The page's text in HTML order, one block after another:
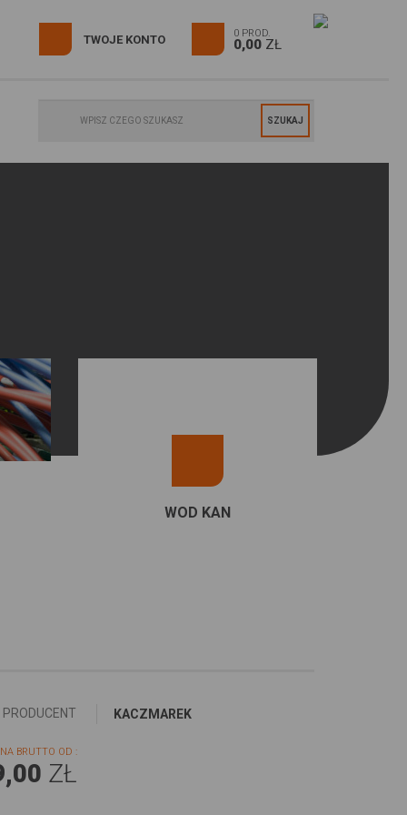
TWOJE KONTO 0 PROD.
0,00ZŁ
WOD KAN
PRODUCENT KACZMAREK
BRUTTO OD :
ZŁ